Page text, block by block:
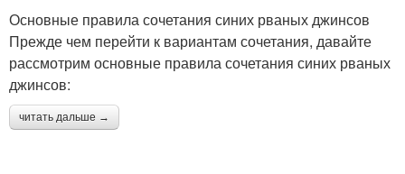
Основные правила сочетания синих рваных джинсов
Прежде чем перейти к вариантам сочетания, давайте
рассмотрим основные правила сочетания синих рваных
джинсов:
читать дальше →